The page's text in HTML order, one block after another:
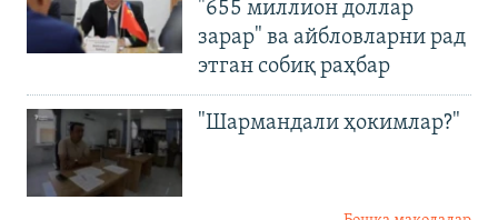
"655 миллион доллар
зарар" ва айбловларни рад
этган собиқ раҳбар
"Шармандали ҳокимлар?"